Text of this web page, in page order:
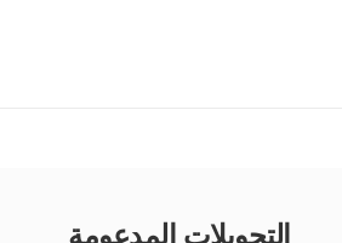
التحويلات المدعومة